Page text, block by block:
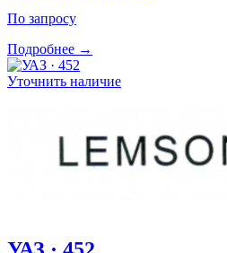
По запросу
Подробнее →
Уточнить наличие